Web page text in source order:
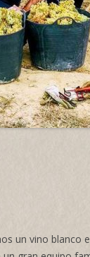
un vino blanco